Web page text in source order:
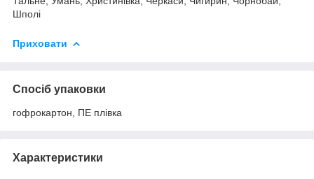
Шполі
Приховати
Спосіб упаковки
гофрокартон, ПЕ плівка
Характеристики